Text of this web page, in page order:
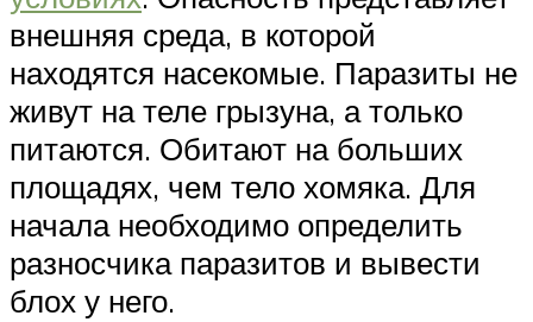
внешняя среда, в которой
находятся насекомые. Паразиты не
живут на теле грызуна, а только
питаются. Обитают на больших
площадях, чем тело хомяка. Для
начала необходимо определить
разносчика паразитов и вывести
блох у него.